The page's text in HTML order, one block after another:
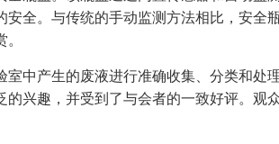
全。与传统的手动监测方法相比，安全
中产生的废液进行准确收集、分类和处
兴趣，并受到了与会者的一致好评。观